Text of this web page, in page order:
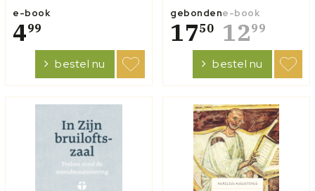
ethische vragen
oproepen. De
voornaamste daarvan
cirkelen rond de status en
beschermwaardigheid van
menselijk embryonaal
leven in verhouding tot
nieuwe biomedische...
e-book
499
bestel nu
Jesaja 61. In die verzen
wijst Jesaja vooruit op de
Heere Jezus, Die met de
Heilige Geest gezalfd is
om een blijde boodschap
te brengen en om
treurigen te tr...
gebonden
1750
e-book
1299
bestel nu